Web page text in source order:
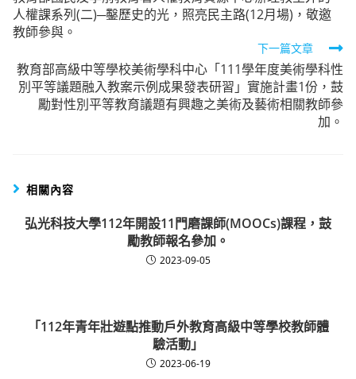
articles
人權課系列(二)─鑿歷史的光，照亮民主路(12月場)，敬邀
教師參與。
下一篇文章
教育部高級中等學校美術學科中心「111學年度美術學科性
別平等議題融入教案示例成果發表研習」實施計畫1份，鼓
勵對性別平等教育議題有興趣之美術及藝術相關教師參
加。
相關內容
弘光科技大學112年開設11門磨課師(MOOCs)課程，鼓
勵教師報名參加。
2023-09-05
「112年青年壯遊點推動戶外教育高級中等學校教師體
驗活動」
2023-06-19